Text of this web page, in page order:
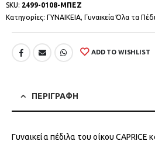
SKU: 2499-0108-ΜΠΕΖ
Κατηγορίες: ΓΥΝΑΙΚΕΙΑ, Γυναικεία Όλα τα
ADD TO WISHLIST
ΠΕΡΙΓΡΑΦΗ
Γυναικεία πέδιλα του οίκου